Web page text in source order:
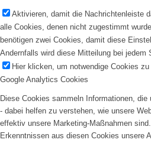
Aktivieren, damit die Nachrichtenleiste
alle Cookies, denen nicht zugestimmt
benötigen zwei Cookies, damit diese
Andernfalls wird diese Mitteilung bei jedem
Hier klicken, um notwendige Cookies
Google Analytics Cookies
Diese Cookies sammeln Informationen,
- dabei helfen zu verstehen, wie unsere
effektiv unsere Marketing-Maßnahmen
Erkenntnissen aus diesen Cookies unsere